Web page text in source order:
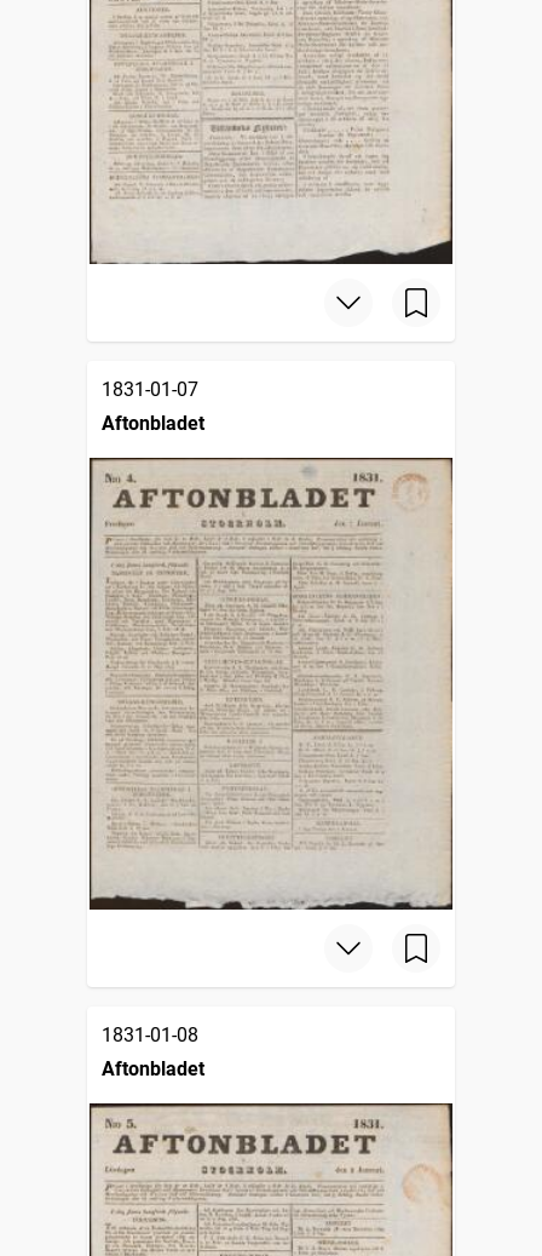
1831-01-07
Aftonbladet
1831-01-08
Aftonbladet